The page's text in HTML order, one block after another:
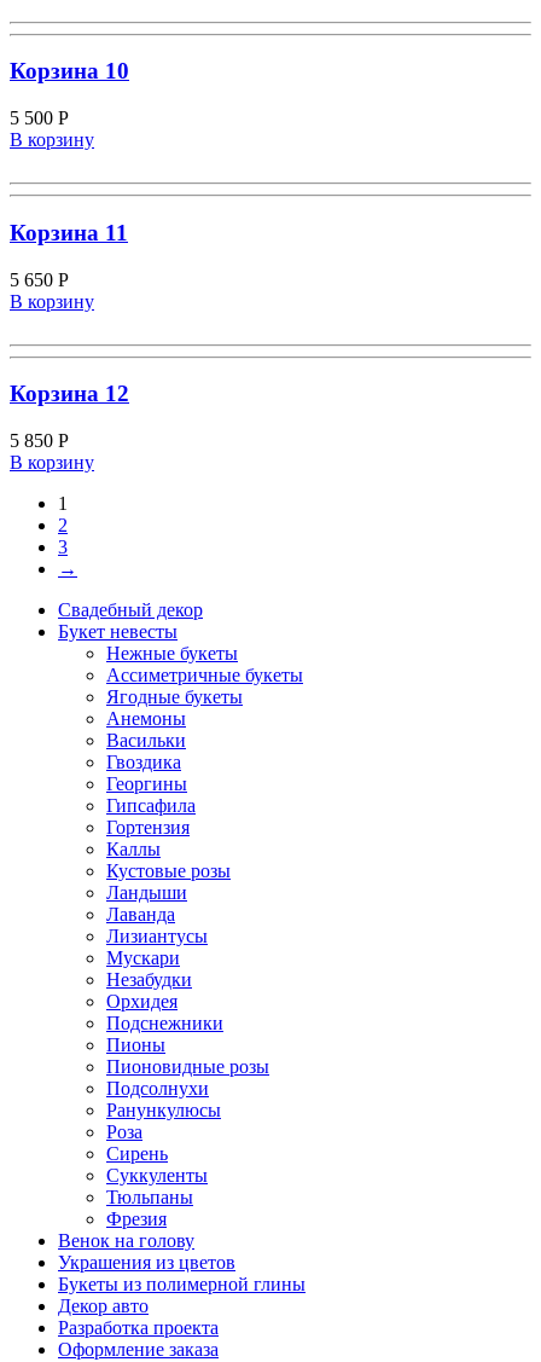
Корзина 10
5 500 Р
В корзину
Корзина 11
5 650 Р
В корзину
Корзина 12
5 850 Р
В корзину
1
2
3
→
Свадебный декор
Букет невесты
Нежные букеты
Ассиметричные букеты
Ягодные букеты
Анемоны
Васильки
Гвоздика
Георгины
Гипсафила
Гортензия
Каллы
Кустовые розы
Ландыши
Лаванда
Лизиантусы
Мускари
Незабудки
Орхидея
Подснежники
Пионы
Пионовидные розы
Подсолнухи
Ранункулюсы
Роза
Сирень
Суккуленты
Тюльпаны
Фрезия
Венок на голову
Украшения из цветов
Букеты из полимерной глины
Декор авто
Разработка проекта
Оформление заказа